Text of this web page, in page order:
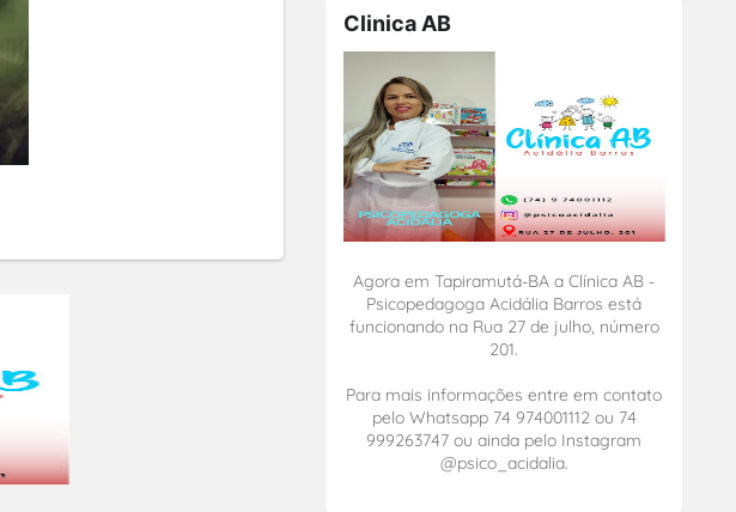
Clinica AB
Agora em Tapiramutá-BA a Clínica AB -
Psicopedagoga Acidália Barros está
funcionando na Rua 27 de julho, número
201.
Para mais informações entre em contato
pelo Whatsapp 74 974001112 ou 74
999263747 ou ainda pelo Instagram
@psico_acidalia.